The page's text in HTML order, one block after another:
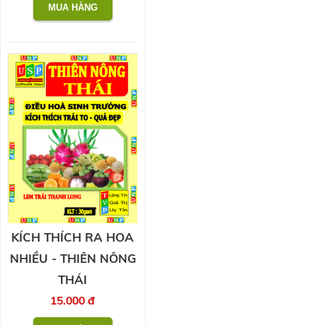
KÍCH THÍCH RA HOA
NHIỀU - THIÊN NÔNG
THÁI
15.000 đ